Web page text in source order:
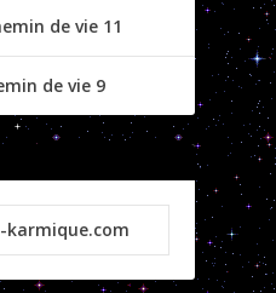
de vie 11
de vie 9